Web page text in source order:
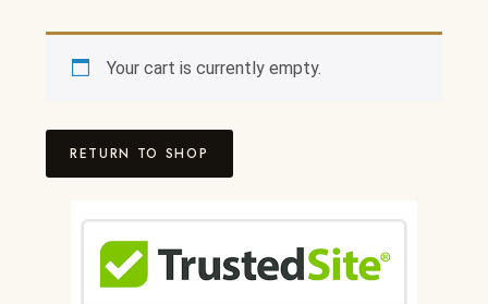
Your cart is currently empty.
RETURN TO SHOP